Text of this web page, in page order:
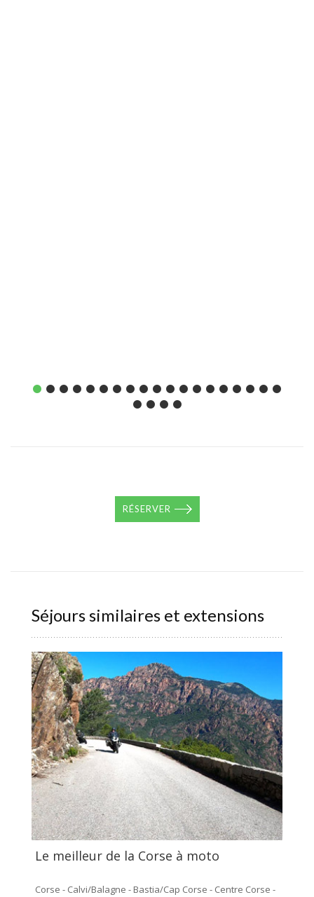
RÉSERVER
Séjours similaires et extensions
Le meilleur de la Corse à moto
Corse - Calvi/Balagne - Bastia/Cap Corse - Centre Corse -